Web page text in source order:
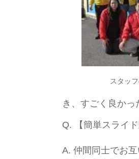
スタッ
き、すごく良かっ
Q. 【簡単スライ
A. 仲間同士でお